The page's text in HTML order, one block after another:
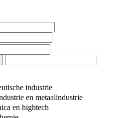
industrie
en metaalindustrie
en hightech